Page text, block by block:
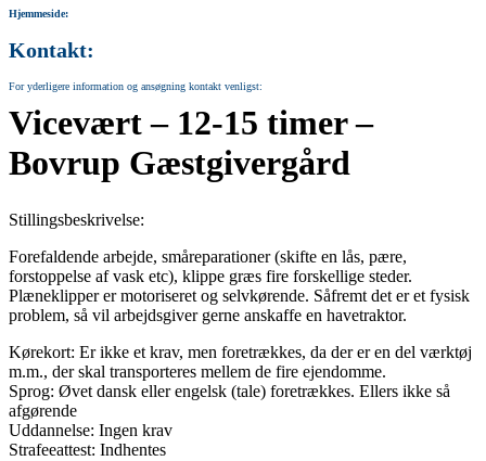
Hjemmeside:
Kontakt:
For yderligere information og ansøgning kontakt venligst:
Vicevært – 12-15 timer –
Bovrup Gæstgivergård
Stillingsbeskrivelse:
Forefaldende arbejde, småreparationer (skifte en lås, pære,
forstoppelse af vask etc), klippe græs fire forskellige steder.
Plæneklipper er motoriseret og selvkørende. Såfremt det er et fysisk
problem, så vil arbejdsgiver gerne anskaffe en havetraktor.
Kørekort: Er ikke et krav, men foretrækkes, da der er en del værktøj
m.m., der skal transporteres mellem de fire ejendomme.
Sprog: Øvet dansk eller engelsk (tale) foretrækkes. Ellers ikke så
afgørende
Uddannelse: Ingen krav
Strafeeattest: Indhentes